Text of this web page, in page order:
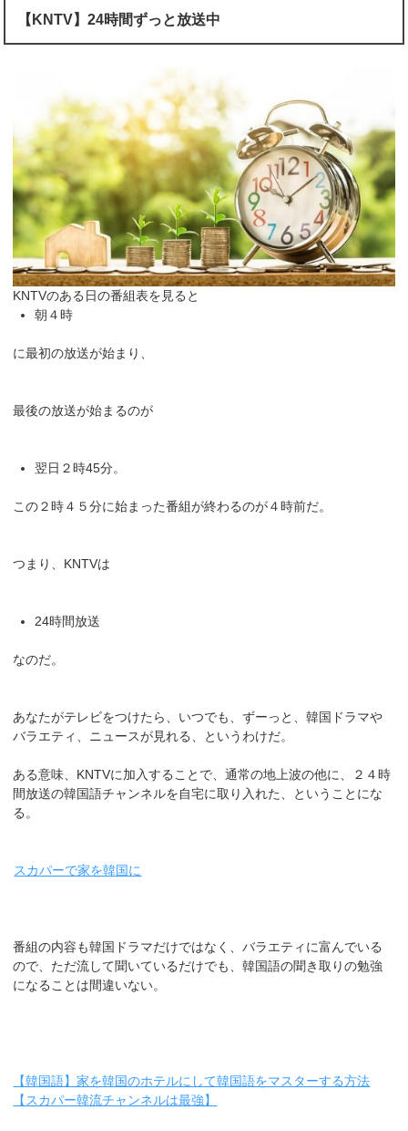
【KNTV】24時間ずっと放送中
KNTVのある日の番組表を見ると
朝４時
に最初の放送が始まり、
最後の放送が始まるのが
翌日２時45分。
この２時４５分に始まった番組が終わるのが４時前だ。
つまり、KNTVは
24時間放送
なのだ。
あなたがテレビをつけたら、いつでも、ずーっと、韓国ドラマや
バラエティ、ニュースが見れる、というわけだ。
ある意味、KNTVに加入することで、通常の地上波の他に、２４時
間放送の韓国語チャンネルを自宅に取り入れた、ということにな
る。
スカパーで家を韓国に
番組の内容も韓国ドラマだけではなく、バラエティに富んでいる
ので、ただ流して聞いているだけでも、韓国語の聞き取りの勉強
になることは間違いない。
【韓国語】家を韓国のホテルにして韓国語をマスターする方法
【スカパー韓流チャンネルは最強】